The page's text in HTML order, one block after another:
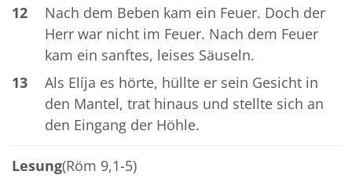
12
Nach dem Beben kam ein Feuer. Doch der
Herr war nicht im Feuer. Nach dem Feuer
kam ein sanftes, leises Säuseln.
13
Als Elíja es hörte, hüllte er sein Gesicht in
den Mantel, trat hinaus und stellte sich an
den Eingang der Höhle.
Lesung(Röm 9,1-5)